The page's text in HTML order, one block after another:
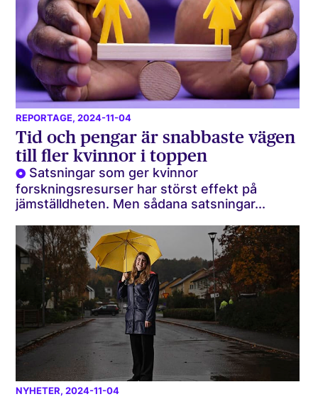
REPORTAGE, 2024-11-04
Tid och pengar är snabbaste vägen
till fler kvinnor i toppen
Satsningar som ger kvinnor
forskningsresurser har störst effekt på
jämställdheten. Men sådana satsningar...
NYHETER, 2024-11-04